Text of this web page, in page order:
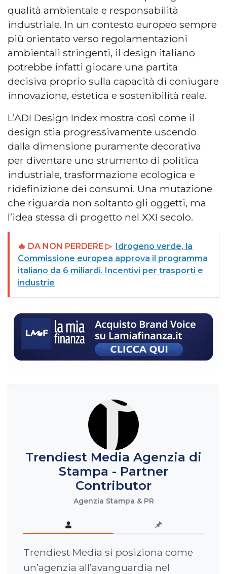
qualità ambientale e responsabilità
industriale. In un contesto europeo sempre
più orientato verso regolamentazioni
ambientali stringenti, il design italiano
potrebbe infatti giocare una partita
decisiva proprio sulla capacità di coniugare
innovazione, estetica e sostenibilità reale.
L’ADI Design Index mostra così come il
design stia progressivamente uscendo
dalla dimensione puramente decorativa
per diventare uno strumento di politica
industriale, trasformazione ecologica e
ridefinizione dei consumi. Una mutazione
che riguarda non soltanto gli oggetti, ma
l’idea stessa di progetto nel XXI secolo.
🔥 DA NON PERDERE ▷ Idrogeno verde, la
Commissione europea approva il programma
italiano da 6 miliardi. Incentivi per trasporti e
industrie
Trendiest Media Agenzia di
Stampa - Partner
Contributor
Agenzia Stampa & PR
Trendiest Media si posiziona come
un’agenzia all’avanguardia nel